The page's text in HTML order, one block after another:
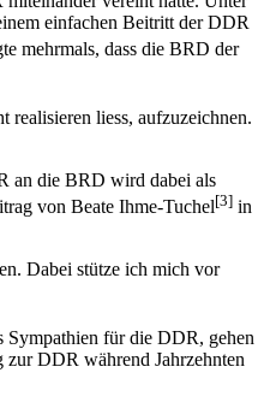
einfachen Beitritt der DDR
mehrmals, dass die BRD der
rea­lisieren liess, aufzuzeichnen.
an die BRD wird dabei als
von Beate Ihme-Tuchel[3] in
Dabei stütze ich mich vor
Sympathien für die DDR, gehen
zur DDR während Jahrzehnten